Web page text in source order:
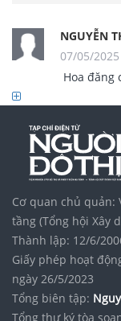
NGUYỄN
07/05/2025
Cơ quan chủ quản:
tầng (Tổng hội Xây
Thành lập: 12/6/
Giấy phép hoạt
ngày 26/5/2023
Tổng biên tập:
Tổng thư ký tòa